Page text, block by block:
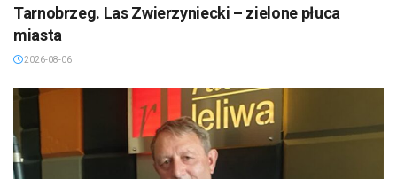
Tarnobrzeg. Las Zwierzyniecki – zielone płuca
miasta
2026-08-06